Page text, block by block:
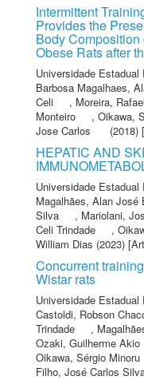
Intermittent
Provides the
Body
Obese Rats after
Universidade
Barbosa Magalhaes,
Celi
, Moreira,
Monteiro
, Oikawa,
Jose Carlos
(2018)
HEPATIC AND
Universidade
Magalhães, Alan José
Silva
, Mariolani,
Celi Trindade
,
William Dias (2023)
Concurrent
Wistar rats
Universidade
Castoldi, Robson
Trindade
,
Ozaki, Guilherme Akio
Oikawa, Sérgio Minoru
Filho, José Carlos